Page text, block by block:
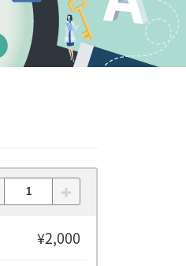
¥2,000